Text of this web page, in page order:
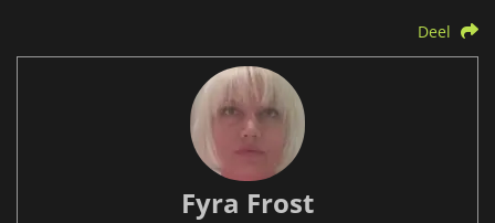
Deel
Fyra Frost